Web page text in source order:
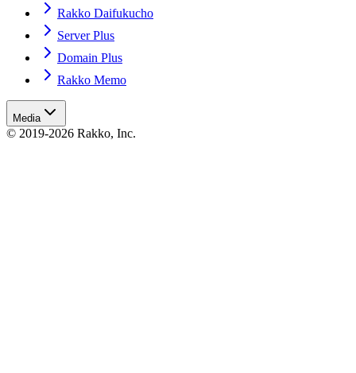
Rakko Daifukucho
Server Plus
Domain Plus
Rakko Memo
Media
© 2019-2026 Rakko, Inc.